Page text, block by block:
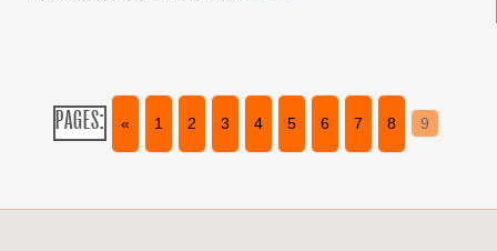
PAGES: « 1 2 3 4 5 6 7 8 9